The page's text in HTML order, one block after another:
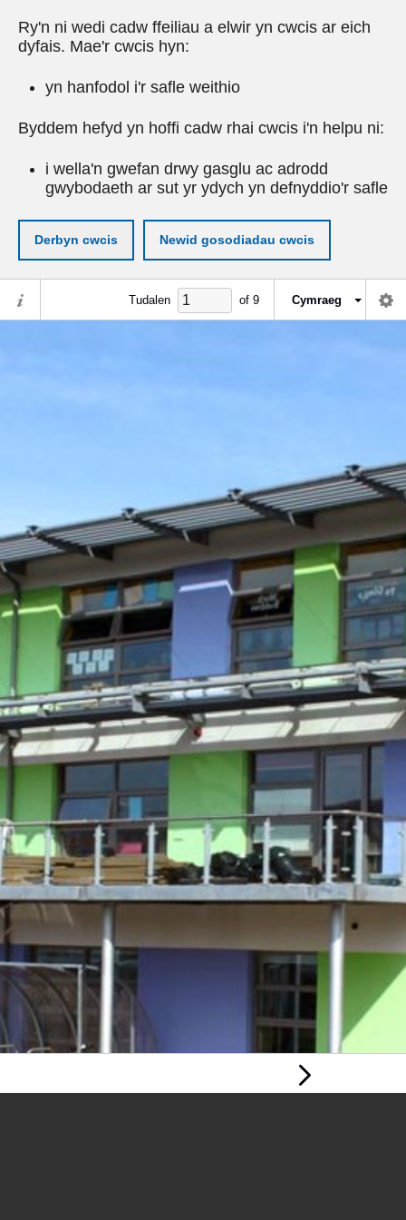
Ry'n ni wedi cadw ffeiliau a elwir yn cwcis ar eich
dyfais. Mae'r cwcis hyn:
yn hanfodol i'r safle weithio
Byddem hefyd yn hoffi cadw rhai cwcis i'n helpu ni:
i wella'n gwefan drwy gasglu ac adrodd
gwybodaeth ar sut yr ydych yn defnyddio'r safle
Derbyn cwcis Newid gosodiadau cwcis
Tudalen of 9 Cymraeg
Tudalen